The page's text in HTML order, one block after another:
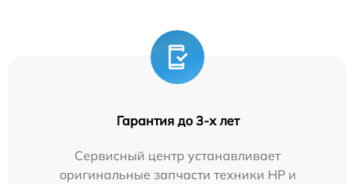
Гарантия до 3-х лет
Сервисный центр устанавливает
оригинальные запчасти техники HP и